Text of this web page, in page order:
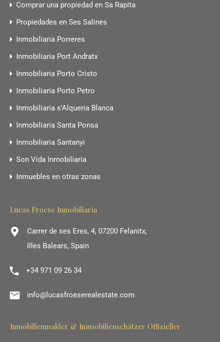
Comprar una propiedad en Sa Rapita
Propiedades en Ses Salines
Inmobiliaria Porreres
Inmobiliaria Port Andratx
Inmobiliaria Porto Cristo
Inmobiliaria Porto Petro
Inmobiliaria s’Alqueria Blanca
Inmobiliaria Santa Ponsa
Inmobiliaria Santanyi
Son Vida Inmobiliaria
Inmuebles en otras zonas
Lucas Froese Inmobiliaria
Carrer de ses Eres, 4, 07200 Felanitx,
Illes Balears, Spain
+34 971 09 26 34
info@lucasfroeserealestate.com
Inmobilienmakler & Immobilienschätzer Offizieller